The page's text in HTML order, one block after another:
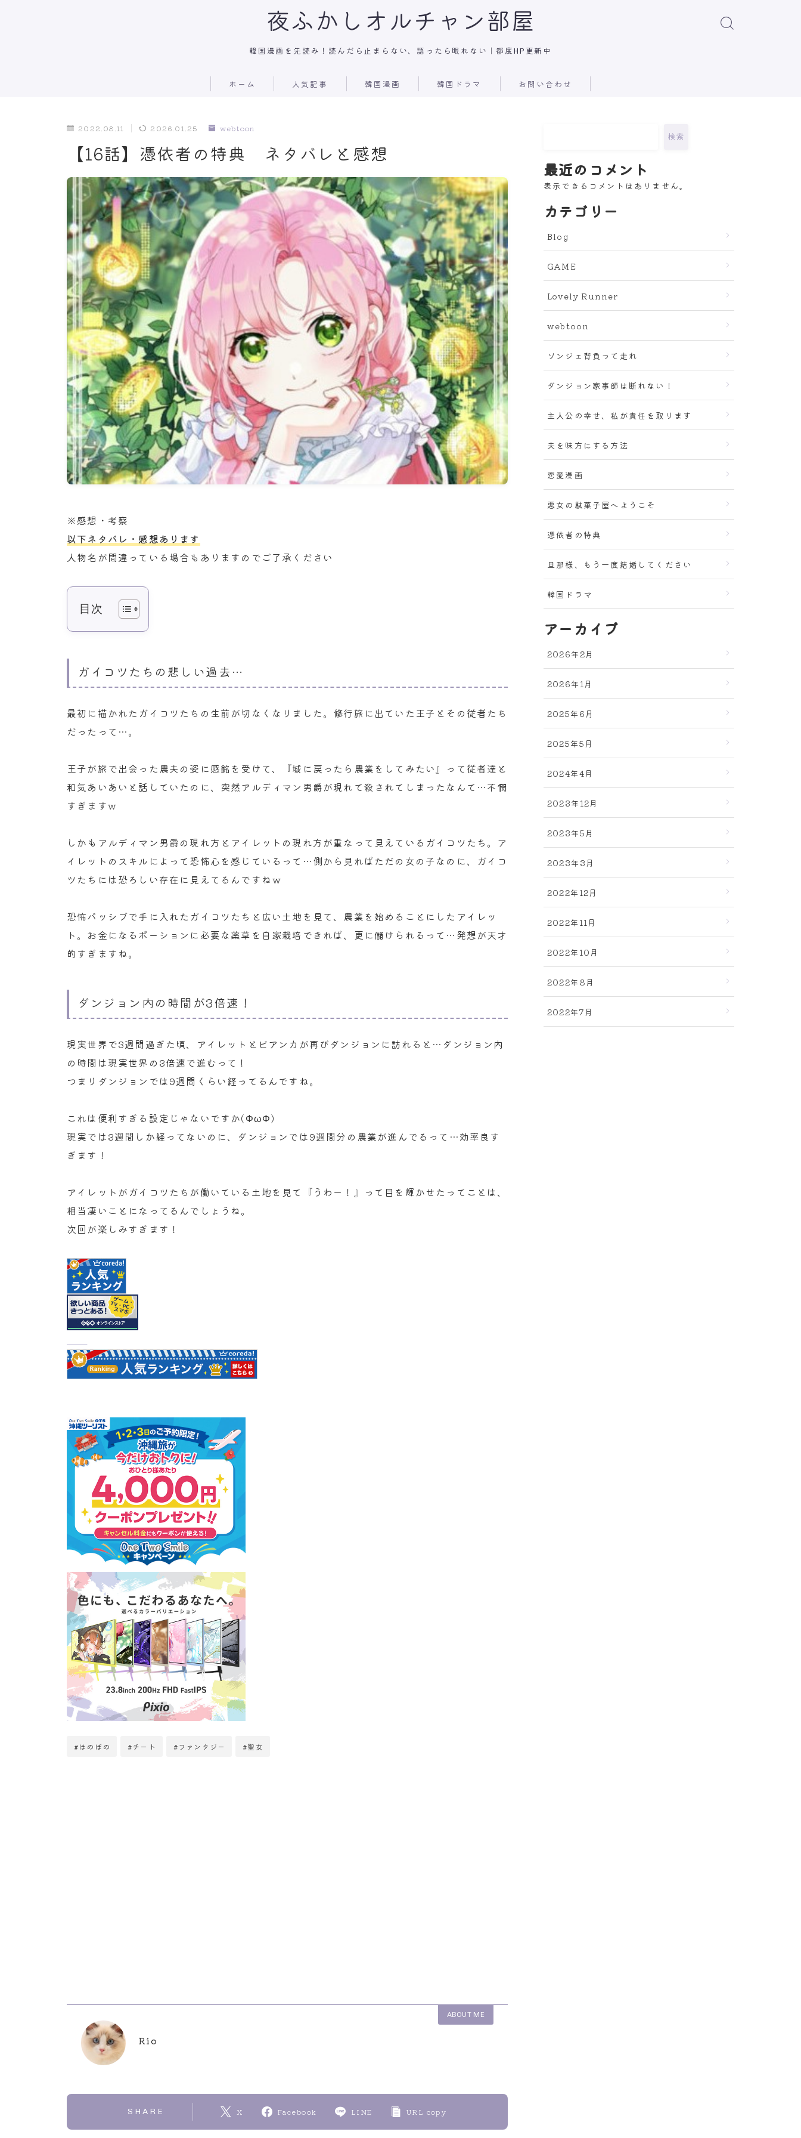
夜ふかしオルチャン部屋
韓国漫画を先読み！読んだら止まらない、語ったら眠れない｜都度HP更新中
ホーム 人気記事 韓国漫画 韓国ドラマ お問い合わせ
2022.08.11 2026.01.25 webtoon
【16話】憑依者の特典 ネタバレと感想
※感想・考察
以下ネタバレ・感想あります
人物名が間違っている場合もありますのでご了承ください
目次
ガイコツたちの悲しい過去…
最初に描かれたガイコツたちの生前が切なくなりました。修行旅に出ていた王子とその従者たち
だったって…。
王子が旅で出会った農夫の姿に感銘を受けて、『城に戻ったら農業をしてみたい』って従者達と
和気あいあいと話していたのに、突然アルディマン男爵が現れて殺されてしまったなんて…不憫
すぎますw
しかもアルディマン男爵の現れ方とアイレットの現れ方が重なって見えているガイコツたち。ア
イレットのスキルによって恐怖心を感じているって…側から見ればただの女の子なのに、ガイコ
ツたちには恐ろしい存在に見えてるんですねｗ
恐怖パッシブで手に入れたガイコツたちと広い土地を見て、農業を始めることにしたアイレッ
ト。お金になるポーションに必要な薬草を自家栽培できれば、更に儲けられるって…発想が天才
的すぎますね。
ダンジョン内の時間が3倍速！
現実世界で3週間過ぎた頃、アイレットとビアンカが再びダンジョンに訪れると…ダンジョン内
の時間は現実世界の3倍速で進むって！
つまりダンジョンでは9週間くらい経ってるんですね。
これは便利すぎる設定じゃないですか(ΦωΦ)
現実では3週間しか経ってないのに、ダンジョンでは9週間分の農業が進んでるって…効率良す
ぎます！
アイレットがガイコツたちが働いている土地を見て『うわー！』って目を輝かせたってことは、
相当凄いことになってるんでしょうね。
次回が楽しみすぎます！
#ほのぼの #チート #ファンタジー #聖女
ABOUT ME
Rio
SHARE X Facebook LINE URL copy
検索
最近のコメント
表示できるコメントはありません。
カテゴリー
Blog
GAME
Lovely Runner
webtoon
ソンジェ背負って走れ
ダンジョン家事師は断れない！
主人公の幸せ、私が責任を取ります
夫を味方にする方法
恋愛漫画
悪女の駄菓子屋へようこそ
憑依者の特典
旦那様、もう一度結婚してください
韓国ドラマ
アーカイブ
2026年2月
2026年1月
2025年6月
2025年5月
2024年4月
2023年12月
2023年5月
2023年3月
2022年12月
2022年11月
2022年10月
2022年8月
2022年7月